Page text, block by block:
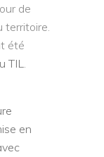
de
été
TIL
en